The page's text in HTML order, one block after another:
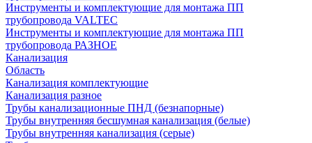
Инструменты и комплектующие для монтажа ПП
трубопровода VALTEC
Инструменты и комплектующие для монтажа ПП
трубопровода РАЗНОЕ
Канализация
Область
Канализация комплектующие
Канализация разное
Трубы канализационные ПНД (безнапорные)
Трубы внутренняя бесшумная канализация (белые)
Трубы внутренняя канализация (серые)